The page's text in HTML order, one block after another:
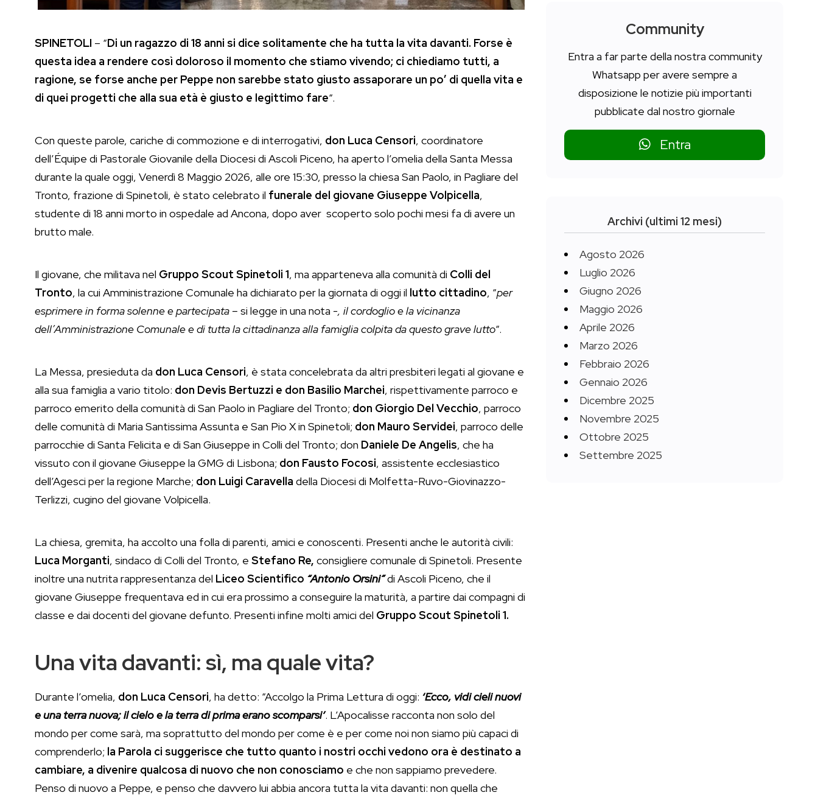
SPINETOLI – “Di un ragazzo di 18 anni si dice solitamente che ha tutta la vita davanti. Forse è
questa idea a rendere così doloroso il momento che stiamo vivendo; ci chiediamo tutti, a
ragione, se forse anche per Peppe non sarebbe stato giusto assaporare un po’ di quella vita e
di quei progetti che alla sua età è giusto e legittimo fare“.
Con queste parole, cariche di commozione e di interrogativi, don Luca Censori, coordinatore
dell’Équipe di Pastorale Giovanile della Diocesi di Ascoli Piceno, ha aperto l’omelia della Santa Messa
durante la quale oggi, Venerdì 8 Maggio 2026, alle ore 15:30, presso la chiesa San Paolo, in Pagliare del
Tronto, frazione di Spinetoli, è stato celebrato il funerale del giovane Giuseppe Volpicella,
studente di 18 anni morto in ospedale ad Ancona, dopo aver scoperto solo pochi mesi fa di avere un
brutto male.
Il giovane, che militava nel Gruppo Scout Spinetoli 1, ma apparteneva alla comunità di Colli del
Tronto, la cui Amministrazione Comunale ha dichiarato per la giornata di oggi il lutto cittadino, “per
esprimere in forma solenne e partecipata – si legge in una nota -, il cordoglio e la vicinanza
dell’Amministrazione Comunale e di tutta la cittadinanza alla famiglia colpita da questo grave lutto“.
La Messa, presieduta da don Luca Censori, è stata concelebrata da altri presbiteri legati al giovane e
alla sua famiglia a vario titolo: don Devis Bertuzzi e don Basilio Marchei, rispettivamente parroco e
parroco emerito della comunità di San Paolo in Pagliare del Tronto; don Giorgio Del Vecchio, parroco
delle comunità di Maria Santissima Assunta e San Pio X in Spinetoli; don Mauro Servidei, parroco delle
parrocchie di Santa Felicita e di San Giuseppe in Colli del Tronto; don Daniele De Angelis, che ha
vissuto con il giovane Giuseppe la GMG di Lisbona; don Fausto Focosi, assistente ecclesiastico
dell’Agesci per la regione Marche; don Luigi Caravella della Diocesi di Molfetta-Ruvo-Giovinazzo-
Terlizzi, cugino del giovane Volpicella.
La chiesa, gremita, ha accolto una folla di parenti, amici e conoscenti. Presenti anche le autorità civili:
Luca Morganti, sindaco di Colli del Tronto, e Stefano Re, consigliere comunale di Spinetoli. Presente
inoltre una nutrita rappresentanza del Liceo Scientifico “Antonio Orsini”di Ascoli Piceno, che il
giovane Giuseppe frequentava ed in cui era prossimo a conseguire la maturità, a partire dai compagni di
classe e dai docenti del giovane defunto. Presenti infine molti amici del Gruppo Scout Spinetoli 1.
Una vita davanti: sì, ma quale vita?
Durante l’omelia, don Luca Censori, ha detto: “Accolgo la Prima Lettura di oggi: ‘Ecco, vidi cieli nuovi
e una terra nuova; il cielo e la terra di prima erano scomparsi’. L’Apocalisse racconta non solo del
mondo per come sarà, ma soprattutto del mondo per come è e per come noi non siamo più capaci di
comprenderlo; la Parola ci suggerisce che tutto quanto i nostri occhi vedono ora è destinato a
cambiare, a divenire qualcosa di nuovo che non conosciamo e che non sappiamo prevedere.
Penso di nuovo a Peppe, e penso che davvero lui abbia ancora tutta la vita davanti: non quella che
Community
Entra a far parte della nostra community
Whatsapp per avere sempre a
disposizione le notizie più importanti
pubblicate dal nostro giornale
Entra
Archivi (ultimi 12 mesi)
Agosto 2026
Luglio 2026
Giugno 2026
Maggio 2026
Aprile 2026
Marzo 2026
Febbraio 2026
Gennaio 2026
Dicembre 2025
Novembre 2025
Ottobre 2025
Settembre 2025